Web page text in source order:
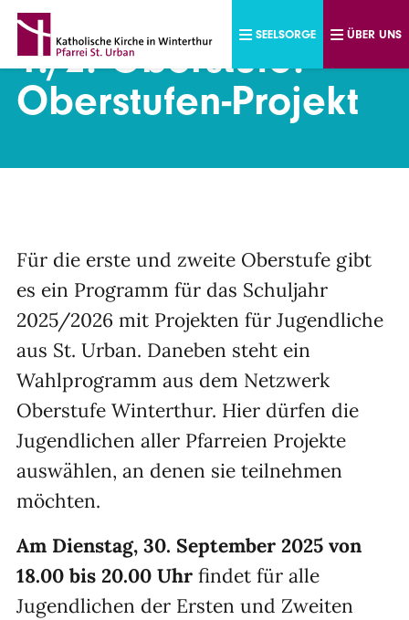
Direkt zum Inhalt
SEELSORGE ÜBER UNS
1./2. Oberstufe:
Oberstufen-Projekt
Für die erste und zweite Oberstufe gibt
es ein Programm für das Schuljahr
2025/2026 mit Projekten für Jugendliche
aus St. Urban. Daneben steht ein
Wahlprogramm aus dem Netzwerk
Oberstufe Winterthur. Hier dürfen die
Jugendlichen aller Pfarreien Projekte
auswählen, an denen sie teilnehmen
möchten.
Am Dienstag, 30. September 2025 von
18.00 bis 20.00 Uhr findet für alle
Jugendlichen der Ersten und Zweiten